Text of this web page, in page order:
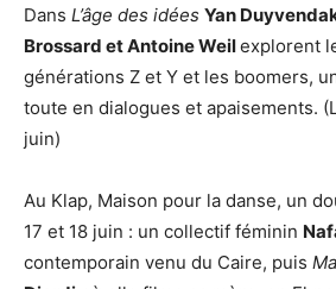
Dans L’âge des idées Yan
Brossard et Antoine Weilexplorent
générations Z et Y et les boomers,
toute en dialogues et apaisements.
juin)
Au Klap, Maison pour la danse, un
17 et 18 juin : un collectif féminin
contemporain venu du Caire, puis